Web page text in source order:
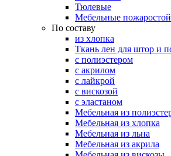
Тюлевые
Мебельные
По составу
из хлопка
Ткань лен для штор и
с полиэстером
с акрилом
с лайкрой
с вискозой
с эластаном
Мебельная из
Мебельная из хлопка
Мебельная из льна
Мебельная из акрила